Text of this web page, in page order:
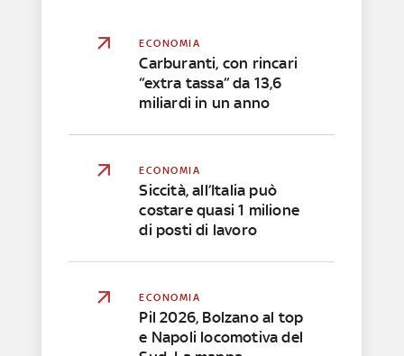
ECONOMIA
Carburanti, con rincari
“extra tassa” da 13,6
miliardi in un anno
ECONOMIA
Siccità, all’Italia può
costare quasi 1 milione
di posti di lavoro
ECONOMIA
Pil 2026, Bolzano al top
e Napoli locomotiva del